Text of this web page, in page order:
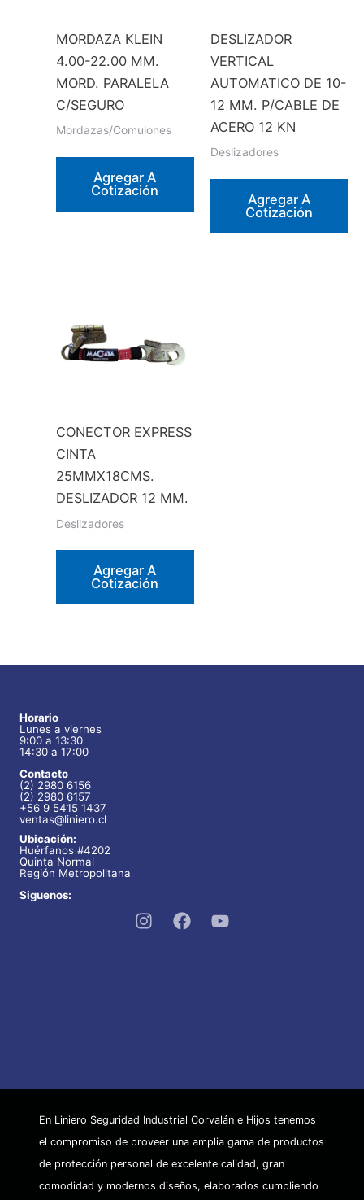
MORDAZA KLEIN
4.00-22.00 MM.
MORD. PARALELA
C/SEGURO
Mordazas/Comulones
Agregar A
Cotización
DESLIZADOR
VERTICAL
AUTOMATICO DE 10-
12 MM. P/CABLE DE
ACERO 12 KN
Deslizadores
Agregar A
Cotización
CONECTOR EXPRESS
CINTA
25MMX18CMS.
DESLIZADOR 12 MM.
Deslizadores
Agregar A
Cotización
Horario
Lunes a viernes
9:00 a 13:30
14:30 a 17:00
Contacto
(2) 2980 6156
(2) 2980 6157
+56 9 5415 1437
ventas@liniero.cl
Ubicación:
Huérfanos #4202
Quinta Normal
Región Metropolitana
Siguenos:
En Liniero Seguridad Industrial Corvalán e Hijos tenemos
el compromiso de proveer una amplia gama de productos
de protección personal de excelente calidad, gran
comodidad y modernos diseños, elaborados cumpliendo